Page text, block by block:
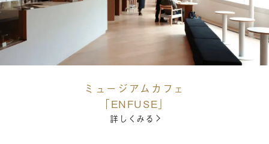
ミュージアムカフェ
「ENFUSE」
詳しくみる